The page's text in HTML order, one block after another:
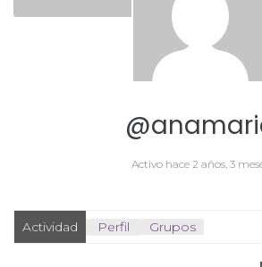
Activo hace 2 años, 3
Actividad Perfil Grupos